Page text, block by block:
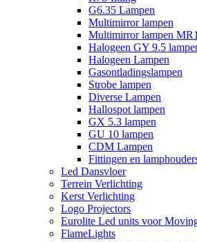
G6.35 Lampen
Multimirror lampen
Multimirror lampen
Halogeen GY 9.5
Halogeen Lampen
Gasontladingslampen
Strobe lampen
Diverse Lampen
Hallospot lampen
GX 5.3 lampen
GU 10 lampen
CDM Lampen
Fittingen en
Led Dansvloer
Terrein Verlichting
Kerst Verlichting
Logo Projectors
Eurolite Led units voor
FlameLights